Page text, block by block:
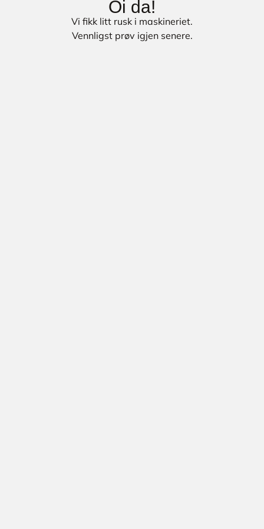
Oi da!
Vi fikk litt rusk i maskineriet.
Vennligst prøv igjen senere.